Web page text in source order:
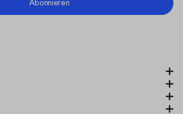
Abonnieren